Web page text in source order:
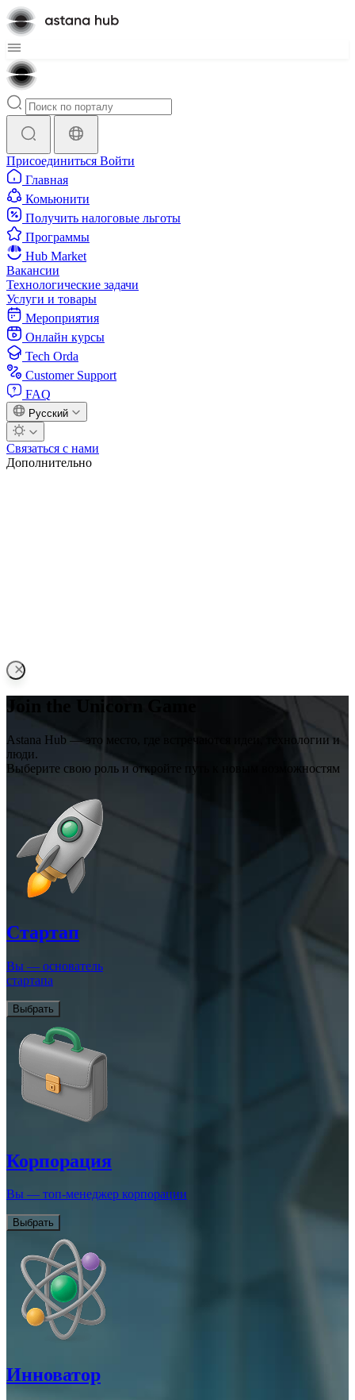
Присоединиться Войти
Главная
Комьюнити
Получить налоговые льготы
Программы
Hub Market
Вакансии
Технологические задачи
Услуги и товары
Мероприятия
Онлайн курсы
Tech Orda
Customer Support
FAQ
Русский
Связаться с нами
Дополнительно
Join the Unicorn Game
Astana Hub — это место, где встречаются идеи, технологии и
люди.
Выберите свою роль и откройте путь к новым возможностям
Стартап
Вы — основатель
стартапа
Выбрать
Корпорация
Вы — топ-менеджер корпорации
Выбрать
Инноватор